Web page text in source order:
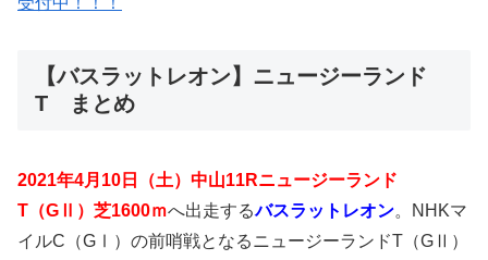
【バスラットレオン】ニュージーランド
T まとめ
2021年4月10日（土）中山11Rニュージーランド
T（GⅡ）芝1600ｍへ出走するバスラットレオン。NHKマ
イルC（GⅠ）の前哨戦となるニュージーランドT（GⅡ）